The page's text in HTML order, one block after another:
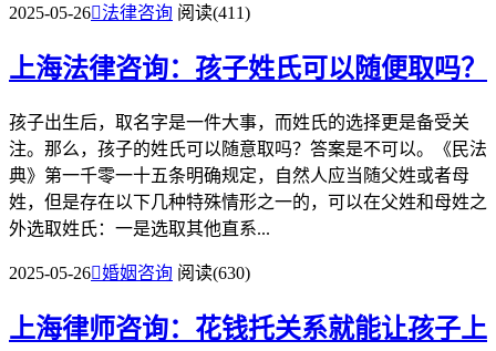
2025-05-26法律咨询 阅读(411)
上海法律咨询：孩子姓氏可以随便取吗？
孩子出生后，取名字是一件大事，而姓氏的选择更是备受关
注。那么，孩子的姓氏可以随意取吗？答案是不可以。《民法
典》第一千零一十五条明确规定，自然人应当随父姓或者母
姓，但是存在以下几种特殊情形之一的，可以在父姓和母姓之
外选取姓氏：一是选取其他直系...
2025-05-26婚姻咨询 阅读(630)
上海律师咨询：花钱托关系就能让孩子上